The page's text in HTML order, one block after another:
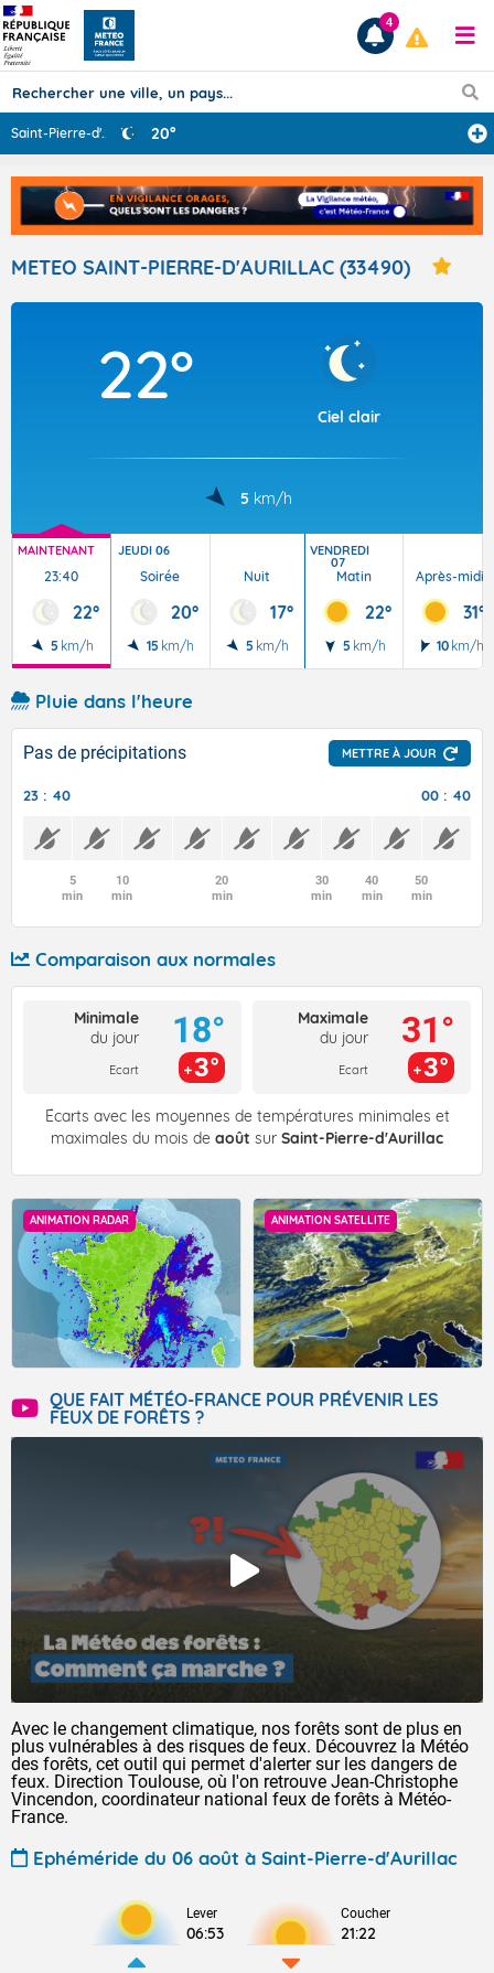
Prévisions
TOUS LES RÉSULTATS
Articles
4
Saint-Pierre-d'... 20°
METEO SAINT-PIERRE-D'AURILLAC (33490)
22°
Ciel clair
5 km/h
MAINTENANT
23:40
22°
5 km/h
JEUDI 06
Soirée
20°
15 km/h
Nuit
17°
5 km/h
VENDREDI
07
Matin
22°
5 km/h
Après-midi
31°
10 km/h
Pluie dans l'heure
Pas de précipitations METTRE À JOUR
23 : 40 00 : 40
5
min
10
min
20
min
30
min
40
min
50
min
Comparaison aux normales
Minimale
du jour
Ecart
18°
3°
Maximale
du jour
Ecart
31°
3°
Écarts avec les moyennes de températures minimales et
maximales du mois de août sur Saint-Pierre-d'Aurillac
ANIMATION RADAR ANIMATION SATELLITE
QUE FAIT MÉTÉO-FRANCE POUR PRÉVENIR LES
FEUX DE FORÊTS ?
Avec le changement climatique, nos forêts sont de plus en
plus vulnérables à des risques de feux. Découvrez la Météo
des forêts, cet outil qui permet d'alerter sur les dangers de
feux. Direction Toulouse, où l'on retrouve Jean-Christophe
Vincendon, coordinateur national feux de forêts à Météo-
France.
Ephéméride du 06 août à Saint-Pierre-d'Aurillac
Lever
06:53
Coucher
21:22